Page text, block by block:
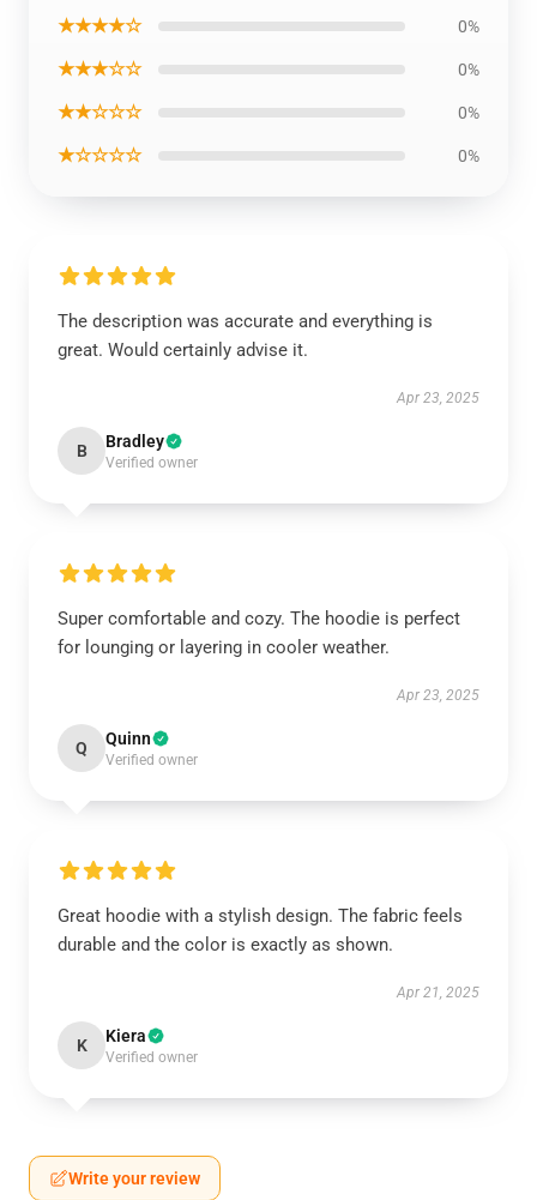
★★★★☆ 0%
★★★☆☆ 0%
★★☆☆☆ 0%
★☆☆☆☆ 0%
The description was accurate and everything is
great. Would certainly advise it.
Apr 23, 2025
B Bradley
Verified owner
Super comfortable and cozy. The hoodie is perfect
for lounging or layering in cooler weather.
Apr 23, 2025
Q Quinn
Verified owner
Great hoodie with a stylish design. The fabric feels
durable and the color is exactly as shown.
Apr 21, 2025
K Kiera
Verified owner
Write your review